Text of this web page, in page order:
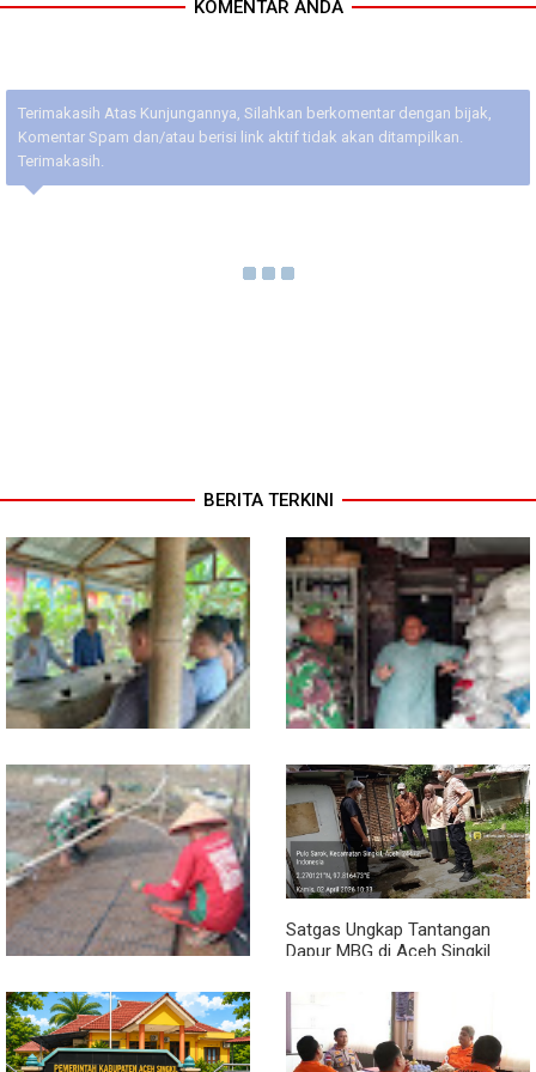
KOMENTAR ANDA
Terimakasih Atas Kunjungannya, Silahkan berkomentar dengan bijak,
Komentar Spam dan/atau berisi link aktif tidak akan ditampilkan.
Terimakasih.
BERITA TERKINI
Sambil Ngopi, Plh. Pasiter
Kodim 0118/Subulussalam
Beri Motivasi Pemuda Calon
Peserta Seleksi Komcad
Lewat Komsos, Babinsa
Rundeng Pantau Stok dan
Harga Pupuk
Dari Bibit Jadi Harapan,
Babinsa Dampingi Warga
Satgas Ungkap Tantangan
Dapur MBG di Aceh Singkil